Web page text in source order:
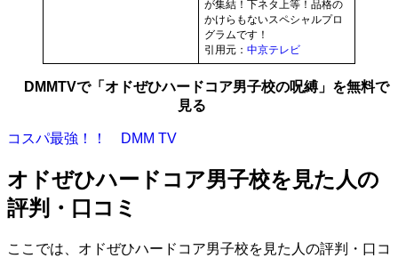
が集結！下ネタ上等！品格の
かけらもないスペシャルプロ
グラムです！
引用元： 中京テレビ
DMMTVで「オドぜひハードコア男子校の呪縛」を無料で
見る
コスパ最強！！ DMM TV
オドぜひハードコア男子校を見た人の
評判・口コミ
ここでは、オドぜひハードコア男子校を見た人の評判・口コ